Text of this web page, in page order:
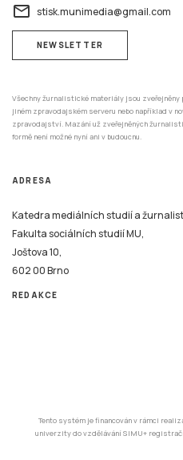
email stisk.munimedia@gmail.com
NEWSLETTER
Všechny žurnalistické materiály jsou
jiném zpravodajském serveru nebo například v
zpravodajství. Mazání už zveřejněných
formě není možné nyní ani v budoucnu.
ADRESA
Katedra mediálních studií a
Fakulta sociálních studií MU,
Joštova 10,
602 00 Brno
REDAKCE
Tento systém je financován v rámci
univerzity do vzdělávání SIMU+